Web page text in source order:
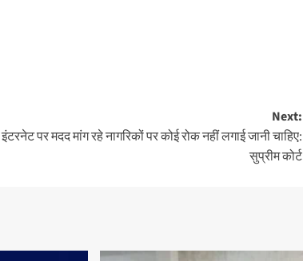
Next:
इंटरनेट पर मदद मांग रहे नागरिकों पर कोई रोक नहीं लगाई जानी चाहिए:
सुप्रीम कोर्ट